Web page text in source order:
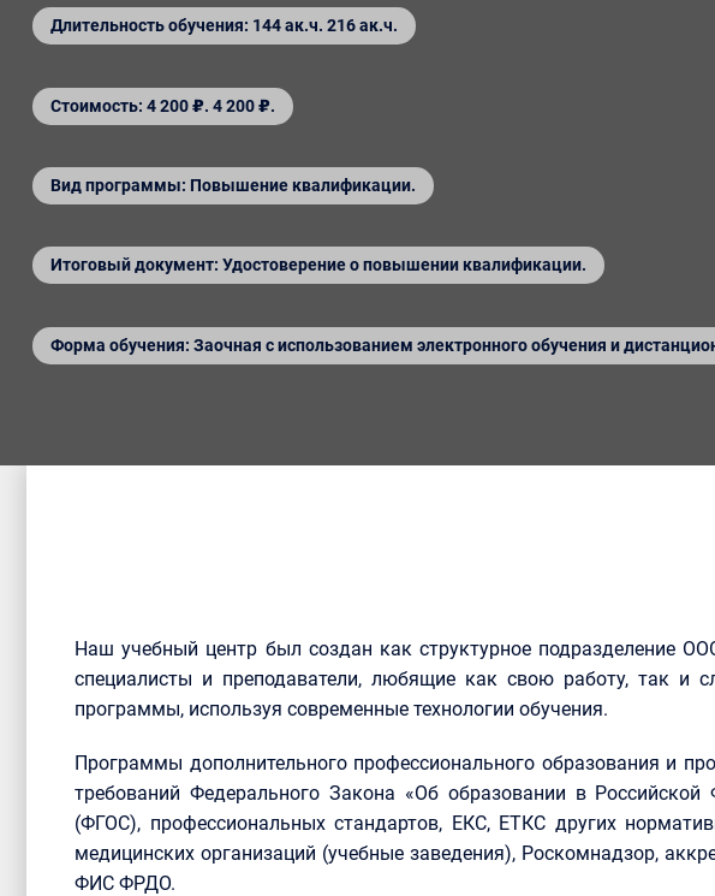
Длительность обучения: 144 ак.ч. 216 ак.ч.
Стоимость: 4 200 ₽. 4 200 ₽.
Вид программы: Повышение квалификации.
Итоговый документ: Удостоверение о повышении квалификации.
Форма обучения: Заочная с использованием электронного обучения и
Наш учебный центр был создан как структурное подразделение
специалисты и преподаватели, любящие как свою работу, так и
программы, используя современные технологии обучения.
Программы дополнительного профессионального образования и
требований Федерального Закона «Об образовании в
(ФГОС), профессиональных стандартов, ЕКС, ЕТКС других
медицинских организаций (учебные заведения), Роскомнадзор,
ФИС ФРДО.